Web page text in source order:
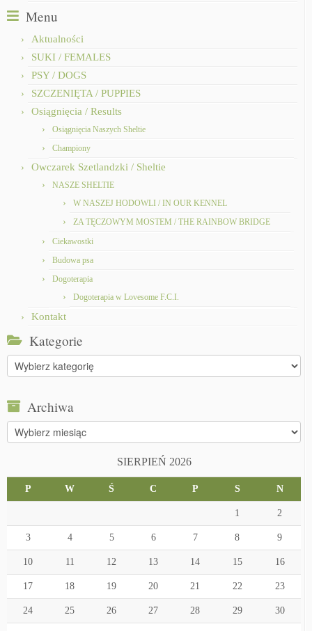
Menu
Aktualności
SUKI / FEMALES
PSY / DOGS
SZCZENIĘTA / PUPPIES
Osiągnięcia / Results
Osiągnięcia Naszych Sheltie
Championy
Owczarek Szetlandzki / Sheltie
NASZE SHELTIE
W NASZEJ HODOWLI / IN OUR KENNEL
ZA TĘCZOWYM MOSTEM / THE RAINBOW BRIDGE
Ciekawostki
Budowa psa
Dogoterapia
Dogoterapia w Lovesome F.C.I.
Kontakt
Kategorie
Kategorie
Archiwa
Archiwa
SIERPIEŃ 2026
P W Ś C P S N
1 2
3 4 5 6 7 8 9
10 11 12 13 14 15 16
17 18 19 20 21 22 23
24 25 26 27 28 29 30